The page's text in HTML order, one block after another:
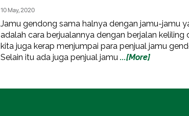
10 May, 2020
Jamu gendong sama halnya dengan jamu-jamu
adalah cara berjualannya dengan berjalan keliling
kita juga kerap menjumpai para penjual jamu
Selain itu ada juga penjual jamu ...[More]